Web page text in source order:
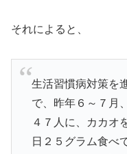
それによると、
生活習慣病対策を
で、昨年６～７月
４７人に、カカオ
日２５グラム食べ